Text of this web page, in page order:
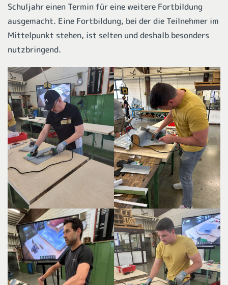
Schuljahr einen Termin für eine weitere Fortbildung
ausgemacht. Eine Fortbildung, bei der die Teilnehmer im
Mittelpunkt stehen, ist selten und deshalb besonders
nutzbringend.